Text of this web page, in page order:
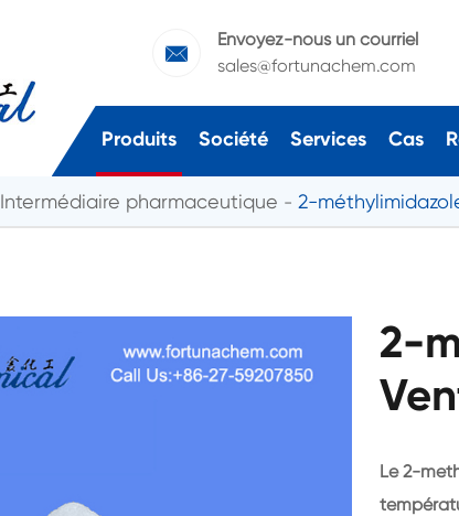

Envoyez-nous un courriel
sales@fortunachem.com
Produits Société Services Cas
Intermédiaire pharmaceutique 2-
2-
Le 2-